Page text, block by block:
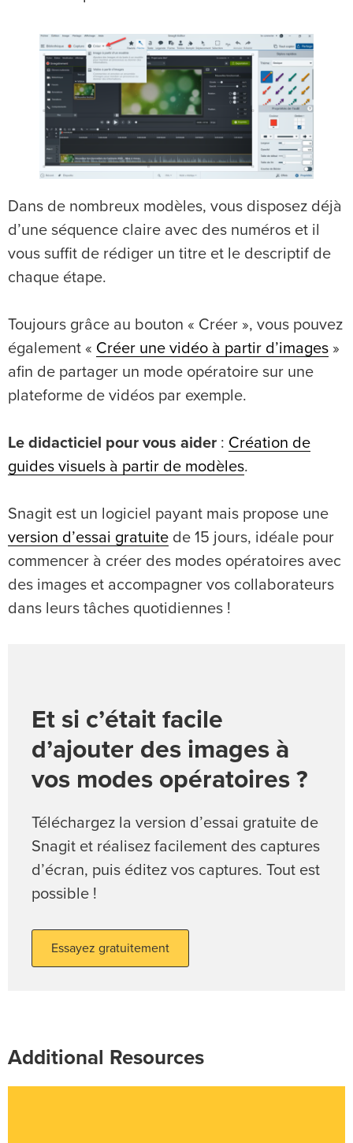
Dans de nombreux modèles, vous disposez déjà
d’une séquence claire avec des numéros et il
vous suffit de rédiger un titre et le descriptif de
chaque étape.
Toujours grâce au bouton « Créer », vous pouvez
également « Créer une vidéo à partir d’images »
afin de partager un mode opératoire sur une
plateforme de vidéos par exemple.
Le didacticiel pour vous aider : Création de
guides visuels à partir de modèles.
Snagit est un logiciel payant mais propose une
version d’essai gratuite de 15 jours, idéale pour
commencer à créer des modes opératoires avec
des images et accompagner vos collaborateurs
dans leurs tâches quotidiennes !
Et si c’était facile
d’ajouter des images à
vos modes opératoires ?
Téléchargez la version d’essai gratuite de
Snagit et réalisez facilement des captures
d’écran, puis éditez vos captures. Tout est
possible !
Essayez gratuitement
Additional Resources